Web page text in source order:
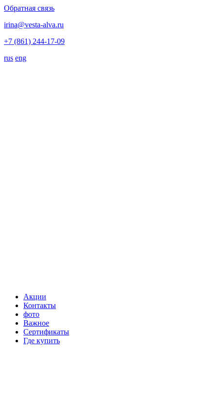
Обратная связь
irina@vesta-alva.ru
+7 (861) 244-17-09
rus eng
Акции
Контакты
фото
Важное
Сертификаты
Где купить